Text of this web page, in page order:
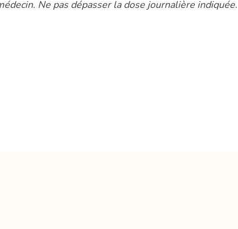
Ne pas dépasser la dose journalière indiquée.